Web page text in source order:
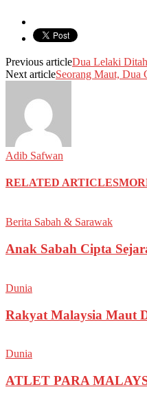
Previous articleDua Lelaki
Next articleSeorang Maut, Dua
Adib Safwan
RELATED ARTICLES
Berita Sabah & Sarawak
Anak Sabah Cipta
Dunia
Rakyat Malaysia Maut
Dunia
ATLET PARA